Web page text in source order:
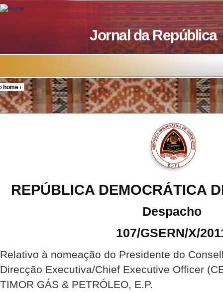
Skip to main content
Jornal da República
You are here
›home›
REPÚBLICA DEMOCRÁTICA
Despacho
107/GSERN/X/
Relativo à nomeação do Presidente do
Direcção Executiva/Chief Executive Officer
TIMOR GÁS & PETRÓLEO, E.P.